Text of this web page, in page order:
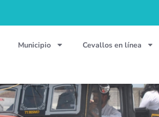
Municipio Cevallos en línea